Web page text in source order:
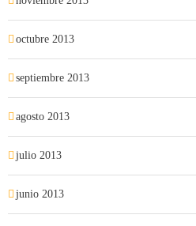
octubre 2013
septiembre 2013
agosto 2013
julio 2013
junio 2013